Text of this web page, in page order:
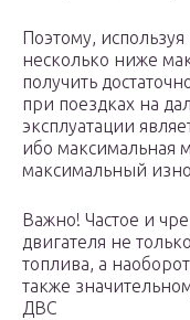
Поэтому,
несколько ниже
получить
при поездках на
эксплуатации
ибо максимальная
максимальный
Важно! Частое и
двигателя не
топлива, а
также
ДВС